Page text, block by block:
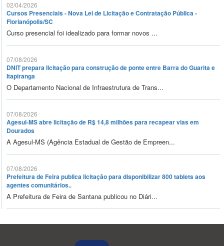
02/04/2026
Cursos Presenciais - Nova Lei de Licitação e Contratação Pública -
Florianópolis/SC
Curso presencial foi idealizado para formar novos ...
07/08/2026
DNIT prepara licitação para construção de ponte entre Barra do Guarita e
Itapiranga
O Departamento Nacional de Infraestrutura de Trans...
07/08/2026
Agesul-MS abre licitação de R$ 14,8 milhões para recapear vias em
Dourados
A Agesul-MS (Agência Estadual de Gestão de Empreen...
07/08/2026
Prefeitura de Feira publica licitação para disponibilizar 800 tablets aos
agentes comunitários..
A Prefeitura de Feira de Santana publicou no Diári...